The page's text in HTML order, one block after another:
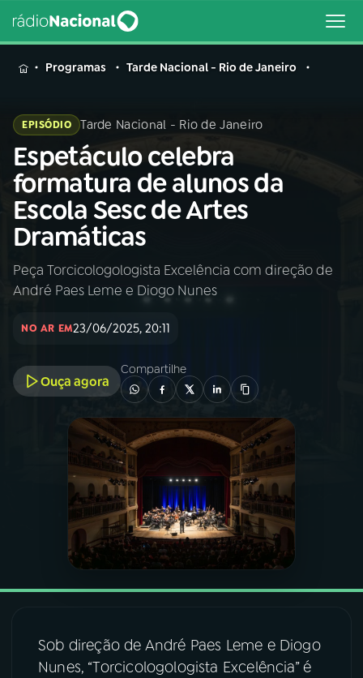
MENU
Buscar
na
Rádio
Nacional
Buscar
01INÍCIO
PROGRAMAÇÃO
PROGRAMAS
PODCASTS
VIDEOCASTS
08FESTIVAL DE MÚSICA
Programas Tarde Nacional - Rio de Janeiro
EPISÓDIO Tarde Nacional - Rio de Janeiro
Espetáculo celebra
formatura de alunos da
Escola Sesc de Artes
Dramáticas
Peça Torcicologologista Excelência com direção de
André Paes Leme e Diogo Nunes
NO AR EM23/06/2025, 20:11
Ouça agora
Compartilhe
Sob direção de André Paes Leme e Diogo
Nunes, “Torcicologologista Excelência” é